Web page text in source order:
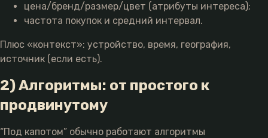
цена/бренд/размер/цвет (атрибуты интереса);
частота покупок и средний интервал.
Плюс «контекст»: устройство, время, география,
источник (если есть).
2) Алгоритмы: от простого к
продвинутому
“Под капотом” обычно работают алгоритмы